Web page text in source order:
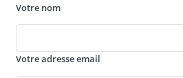
Votre nom
Votre adresse email